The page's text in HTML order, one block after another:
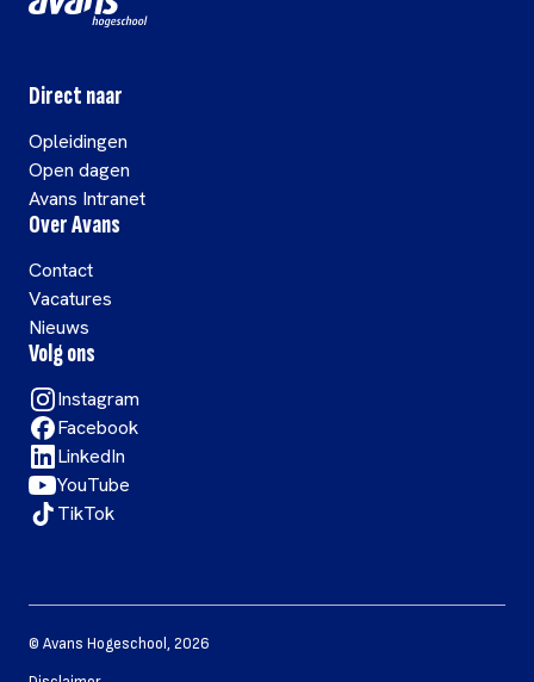
Direct naar
Opleidingen
Open dagen
Avans Intranet
Over Avans
Contact
Vacatures
Nieuws
Volg ons
Instagram
Facebook
LinkedIn
YouTube
TikTok
© Avans Hogeschool,2026